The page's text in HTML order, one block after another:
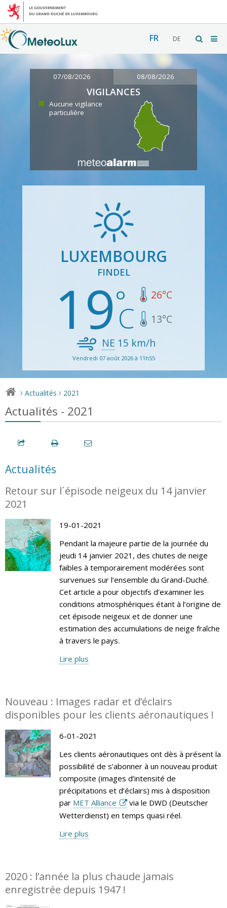
FR DE
07/08/2026 08/08/2026
VIGILANCES
Aucune vigilance
particulière
LUXEMBOURG
FINDEL
19 26°C
13°C
NE 15 km/h
Vendredi 07 août 2026 à 11h55
> Actualités > 2021
Actualités - 2021
Actualités
Retour sur l´épisode neigeux du 14 janvier
2021
19-01-2021
Pendant la majeure partie de la journée du
jeudi 14 janvier 2021, des chutes de neige
faibles à temporairement modérées sont
survenues sur l’ensemble du Grand-Duché.
Cet article a pour objectifs d’examiner les
conditions atmosphériques étant à l’origine de
cet épisode neigeux et de donner une
estimation des accumulations de neige fraîche
à travers le pays.
Lire plus
Nouveau : Images radar et d’éclairs
disponibles pour les clients aéronautiques !
6-01-2021
Les clients aéronautiques ont dès à présent la
possibilité de s’abonner à un nouveau produit
composite (images d’intensité de
précipitations et d’éclairs) mis à disposition
par MET Alliance
via le DWD (Deutscher
Wetterdienst) en temps quasi réel.
Lire plus
2020 : l’année la plus chaude jamais
enregistrée depuis 1947 !